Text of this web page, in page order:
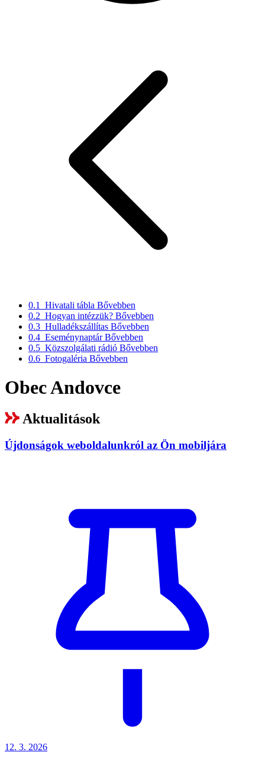
0.1 Hivatali tábla Bővebben
0.2 Hogyan intézzük? Bővebben
0.3 Hulladékszállítas Bővebben
0.4 Eseménynaptár Bővebben
0.5 Közszolgálati rádió Bővebben
0.6 Fotogaléria Bővebben
Obec Andovce
Aktualitások
Újdonságok weboldalunkról az Ön mobiljára
12. 3. 2026